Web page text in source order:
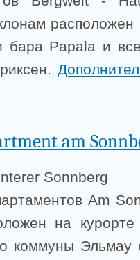
расположен
бара Papala и
am
Sonnberg
Am
на
коммуны Эльмау